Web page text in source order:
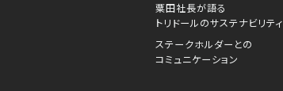
粟田社長が語る
トリドールのサステナビリティ
ステークホルダーとの
コミュニケーション